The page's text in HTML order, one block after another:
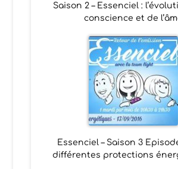
Saison 2 – Essenciel :
conscience et de
Essenciel – Saison 3
différentes protections